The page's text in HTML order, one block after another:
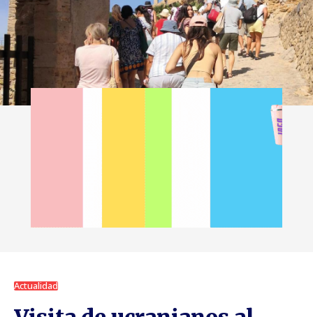
Actualidad